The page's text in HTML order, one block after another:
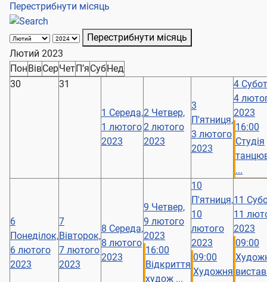
Перестрибнути місяць
Перестрибнути місяць
Лютий 2023
Пон ВівСерЧет П’яСубНед
30
31
1 Середа,
1 лютого
2023
2 Четвер,
2 лютого
2023
3
П'ятниця,
3 лютого
2023
4
4
2023
16:00
Студія
...
6
Понеділок,
6 лютого
2023
7
Вівторок,
7 лютого
2023
8 Середа,
8 лютого
2023
9 Четвер,
9 лютого
2023
16:00
Відкриття
худож ...
10
П'ятниця,
10
лютого
2023
09:00
Художня
11
11
2023
09:00